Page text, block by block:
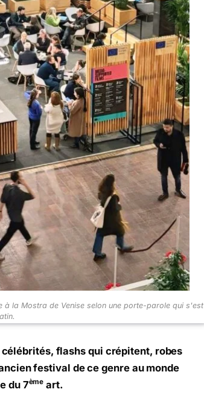
à la Mostra de Venise selon une porte-parole qui s'est
flashs qui crépitent, robes
festival de ce genre au monde
du 7ème art.